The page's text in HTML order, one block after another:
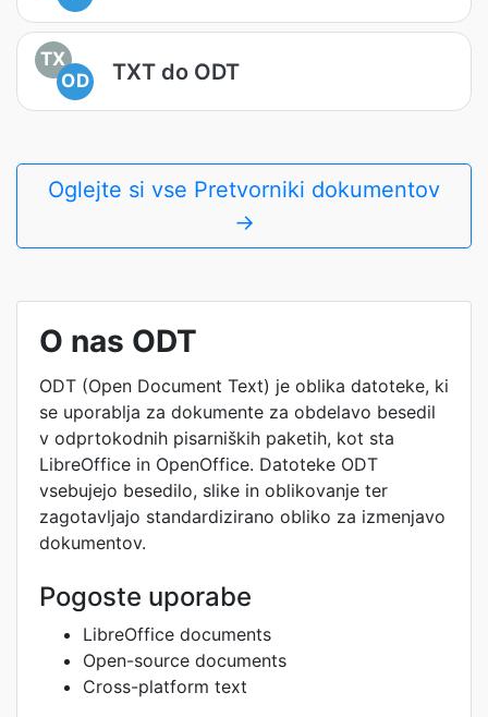
TX
OD
TXT do ODT
Oglejte si vse Pretvorniki dokumentov
→
O nas ODT
ODT (Open Document Text) je oblika datoteke, ki
se uporablja za dokumente za obdelavo besedil
v odprtokodnih pisarniških paketih, kot sta
LibreOffice in OpenOffice. Datoteke ODT
vsebujejo besedilo, slike in oblikovanje ter
zagotavljajo standardizirano obliko za izmenjavo
dokumentov.
Pogoste uporabe
LibreOffice documents
Open-source documents
Cross-platform text